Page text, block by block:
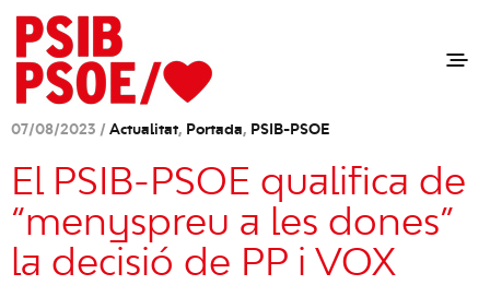
07/08/2023 / Actualitat, Portada, PSIB-PSOE
El PSIB-PSOE qualifica de
“menyspreu a les dones”
la decisió de PP i VOX